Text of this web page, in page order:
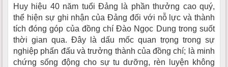
Huy hiệu 40 năm tuổi Đảng là phần thưởng cao quý,
thể hiện sự ghi nhận của Đảng đối với nỗ lực và thành
tích đóng góp của đồng chí Đào Ngọc Dung trong suốt
thời gian qua. Đây là dấu mốc quan trọng trong sự
nghiệp phấn đấu và trưởng thành của đồng chí; là minh
chứng sống động cho sự tu dưỡng, rèn luyện không